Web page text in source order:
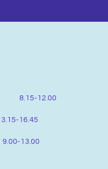
8.15-12.00
13.00